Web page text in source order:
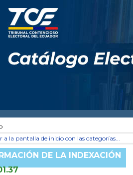
a la pantalla de inicio con las categorías...
DE LA INDEXACIÓN